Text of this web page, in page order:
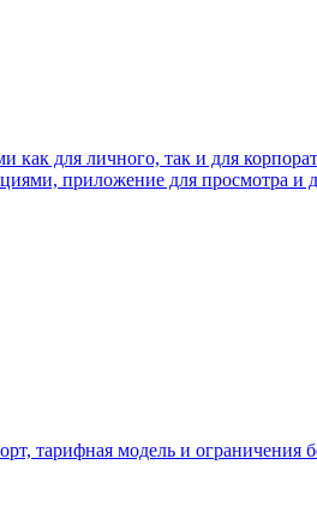
для личного, так и для
приложение для просмотра и
тарифная модель и ограничения